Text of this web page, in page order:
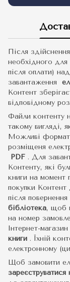
Після
необхідного
після оплати)
завантаження
Контент
відповідному
Файли контенту
такому вигляді,
Можливі
розміщеня
PDF . Для
Контенту, які
книги на момент
покупки
після
бібліотека, щоб
на номер
Інтернет-магазин
книги . Їхній
електронному
Щоб замовити
зареєструватися